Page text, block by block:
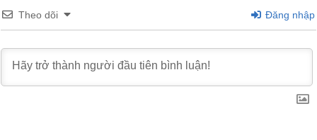
Theo dõi Đăng nhập